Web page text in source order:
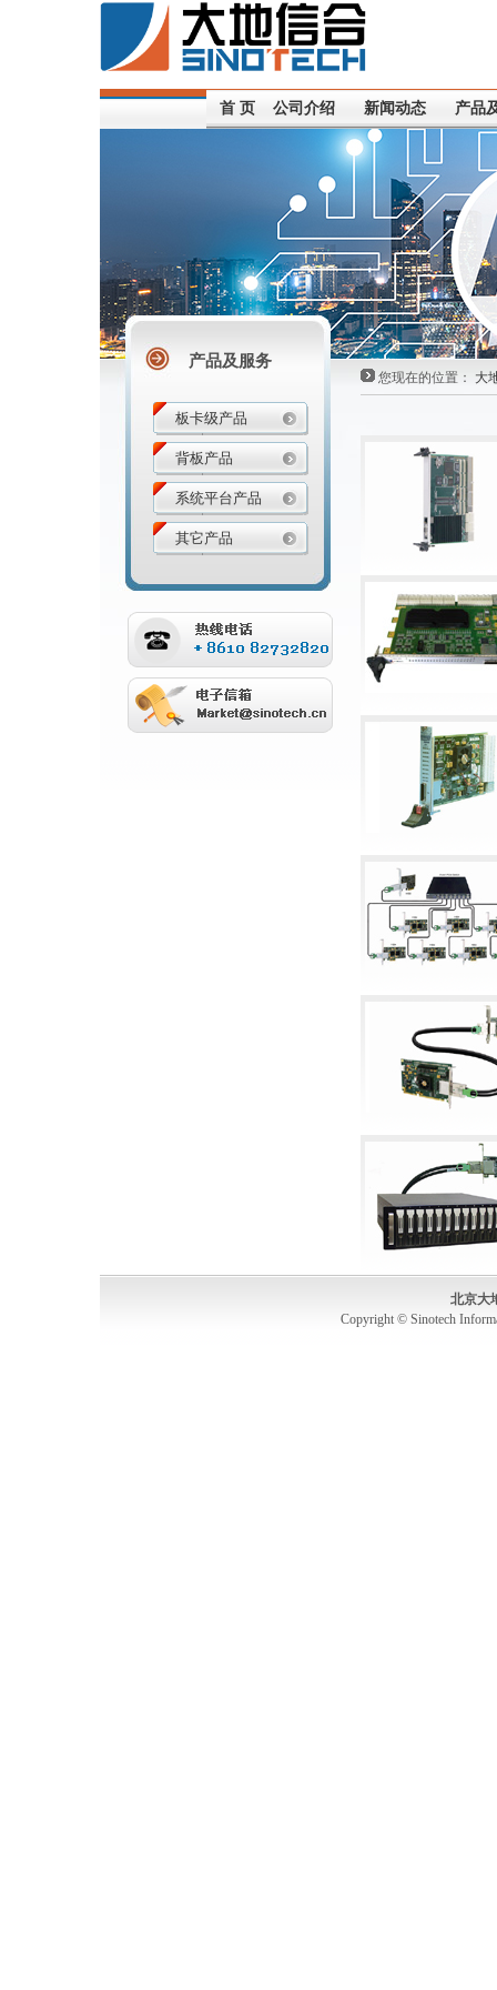
首 页 公司介绍 新闻动态 产品
产品及服务
您现在的位置： 大
板卡级产品
背板产品
系统平台产品
其它产品
北京大
Copyright © Sinotech